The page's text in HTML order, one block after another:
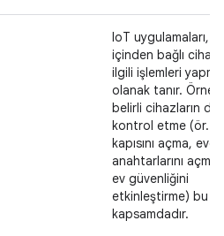
IoT uygulamaları,
içinden bağlı
ilgili işlemleri
olanak tanır.
belirli cihazların
kontrol etme (ör.
kapısını açma,
anahtarlarını açma
ev güvenliğini
etkinleştirme) bu
kapsamdadır.